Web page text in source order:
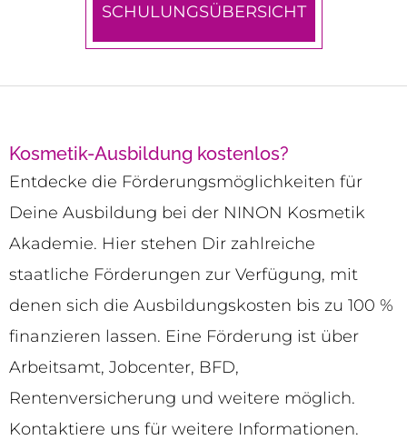
SCHULUNGSÜBERSICHT
Kosmetik-Ausbildung kostenlos?
Entdecke die Förderungsmöglichkeiten für
Deine Ausbildung bei der NINON Kosmetik
Akademie. Hier stehen Dir zahlreiche
staatliche Förderungen zur Verfügung, mit
denen sich die Ausbildungskosten bis zu 100 %
finanzieren lassen. Eine Förderung ist über
Arbeitsamt, Jobcenter, BFD,
Rentenversicherung und weitere möglich.
Kontaktiere uns für weitere Informationen.